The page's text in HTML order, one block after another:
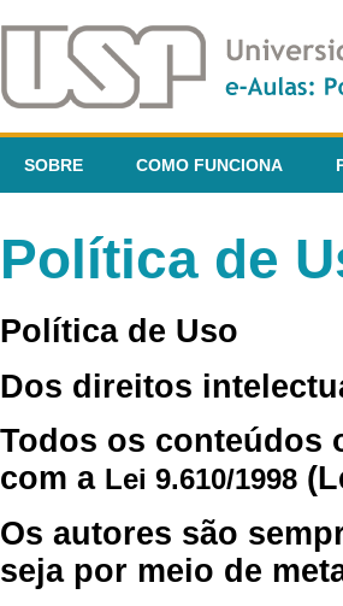
SOBRE COMO FUNCIONA
Política de
Política de Uso
Dos direitos
Todos os conteúdos
com a Lei 9.610/1998
Os autores são
seja por meio de